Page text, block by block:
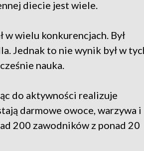
diecie jest wiele.
wielu konkurencjach. Był
Jednak to nie wynik był w
nauka.
do aktywności realizuje
darmowe owoce, warzywa i
200 zawodników z ponad 20